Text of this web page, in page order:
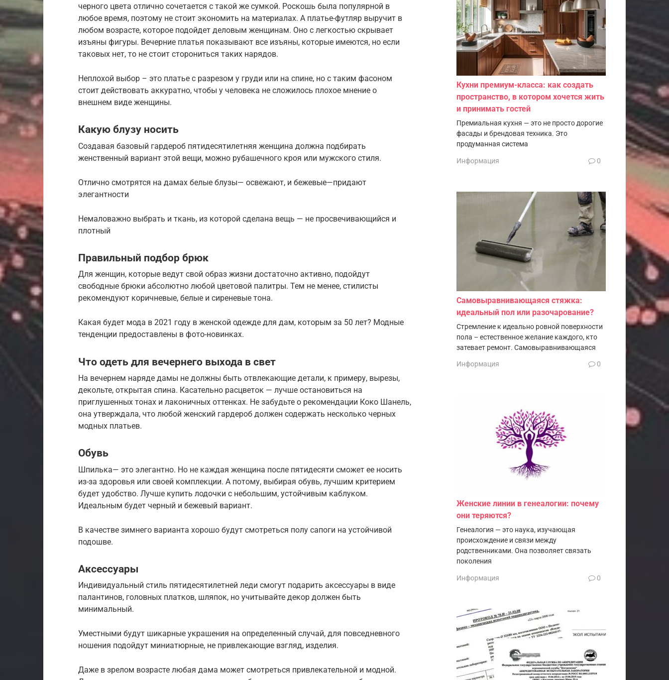
черного цвета отлично сочетается с такой же сумкой. Роскошь была популярной в
любое время, поэтому не стоит экономить на материалах. А платье-футляр выручит в
любом возрасте, которое подойдет деловым женщинам. Оно с легкостью скрывает
изъяны фигуры. Вечерние платья показывают все изъяны, которые имеются, но если
таковых нет, то не стоит сторониться таких нарядов.
Неплохой выбор – это платье с разрезом у груди или на спине, но с таким фасоном
стоит действовать аккуратно, чтобы у человека не сложилось плохое мнение о
внешнем виде женщины.
Какую блузу носить
Создавая базовый гардероб пятидесятилетняя женщина должна подбирать
женственный вариант этой вещи, можно рубашечного кроя или мужского стиля.
Отлично смотрятся на дамах белые блузы— освежают, и бежевые—придают
элегантности
Немаловажно выбрать и ткань, из которой сделана вещь — не просвечивающийся и
плотный
Правильный подбор брюк
Для женщин, которые ведут свой образ жизни достаточно активно, подойдут
свободные брюки абсолютно любой цветовой палитры. Тем не менее, стилисты
рекомендуют коричневые, белые и сиреневые тона.
Какая будет мода в 2021 году в женской одежде для дам, которым за 50 лет? Модные
тенденции предоставлены в фото-новинках.
Что одеть для вечернего выхода в свет
На вечернем наряде дамы не должны быть отвлекающие детали, к примеру, вырезы,
декольте, открытая спина. Касательно расцветок — лучше остановиться на
приглушенных тонах и лаконичных оттенках. Не забудьте о рекомендации Коко Шанель,
она утверждала, что любой женский гардероб должен содержать несколько черных
модных платьев.
Обувь
Шпилька— это элегантно. Но не каждая женщина после пятидесяти сможет ее носить
из-за здоровья или своей комплекции. А потому, выбирая обувь, лучшим критерием
будет удобство. Лучше купить лодочки с небольшим, устойчивым каблуком.
Идеальным будет черный и бежевый вариант.
В качестве зимнего варианта хорошо будут смотреться полу сапоги на устойчивой
подошве.
Аксессуары
Индивидуальный стиль пятидесятилетней леди смогут подарить аксессуары в виде
палантинов, головных платков, шляпок, но учитывайте декор должен быть
минимальный.
Уместными будут шикарные украшения на определенный случай, для повседневного
ношения подойдут миниатюрные, не привлекающие взгляд, изделия.
Даже в зрелом возрасте любая дама может смотреться привлекательной и модной.
Кухни премиум-класса: как создать
пространство, в котором хочется жить
и принимать гостей
Премиальная кухня — это не просто дорогие
фасады и брендовая техника. Это
продуманная система
Информация 0
Самовыравнивающаяся стяжка:
идеальный пол или разочарование?
Стремление к идеально ровной поверхности
пола – естественное желание каждого, кто
затевает ремонт. Самовыравнивающаяся
Информация 0
Женские линии в генеалогии: почему
они теряются?
Генеалогия — это наука, изучающая
происхождение и связи между
родственниками. Она позволяет связать
поколения
Информация 0